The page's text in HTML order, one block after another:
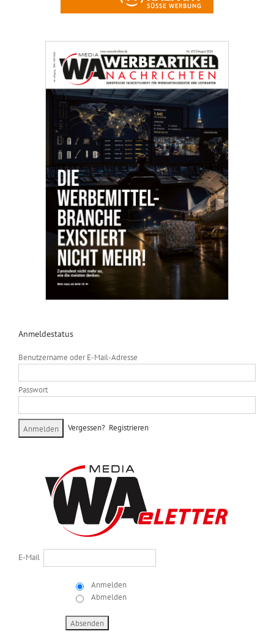
Anmeldestatus
Benutzername oder E-Mail-Adresse
Passwort
Vergessen? Registrieren
E-Mail
Anmelden
Abmelden